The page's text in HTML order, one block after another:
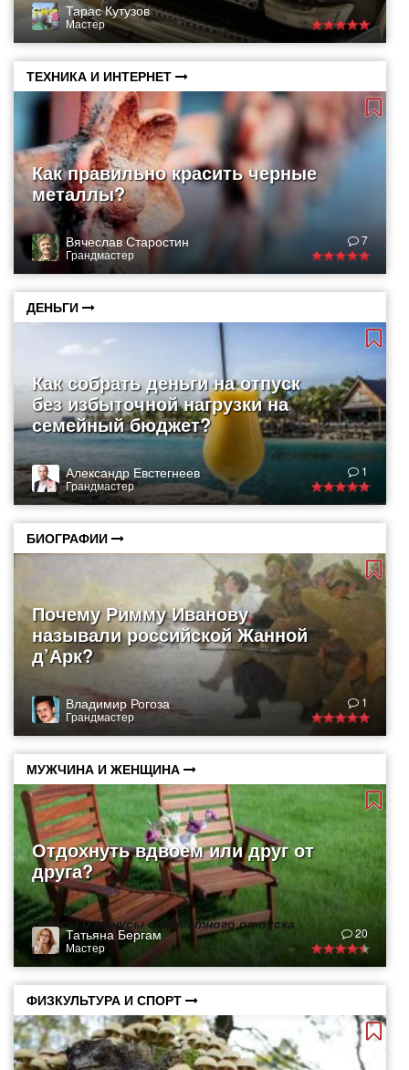
Тарас Кутузов
Мастер
ТЕХНИКА И ИНТЕРНЕТ
Как правильно красить черные
металлы?
Вячеслав Старостин
Грандмастер
7
ДЕНЬГИ
Как собрать деньги на отпуск
без избыточной нагрузки на
семейный бюджет?
Александр Евстегнеев
Грандмастер
1
БИОГРАФИИ
Почему Римму Иванову
называли российской Жанной
д’Арк?
Владимир Рогоза
Грандмастер
1
МУЖЧИНА И ЖЕНЩИНА
Отдохнуть вдвоем или друг от
друга?
Плюсы и минусы совместного отпуска
Татьяна Бергам
Мастер
20
ФИЗКУЛЬТУРА И СПОРТ